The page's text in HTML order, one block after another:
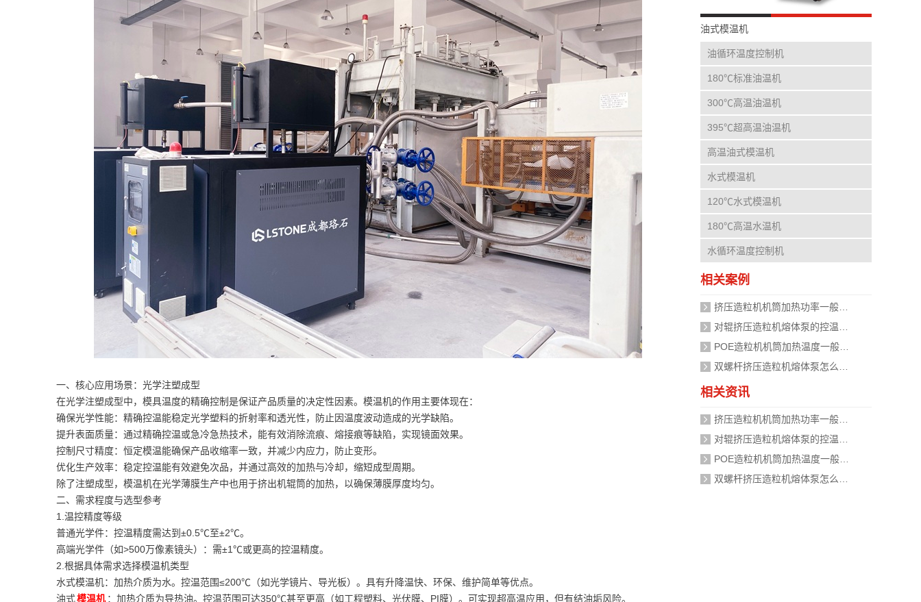
一、核心应用场景：光学注塑成型
在光学注塑成型中，模具温度的精确控制是保证产品质量的决定性因素。模温机的作用主要体现在：
确保光学性能：精确控温能稳定光学塑料的折射率和透光性，防止因温度波动造成的光学缺陷。
提升表面质量：通过精确控温或急冷急热技术，能有效消除流痕、熔接痕等缺陷，实现镜面效果。
控制尺寸精度：恒定模温能确保产品收缩率一致，并减少内应力，防止变形。
优化生产效率：稳定控温能有效避免次品，并通过高效的加热与冷却，缩短成型周期。
除了注塑成型，模温机在光学薄膜生产中也用于挤出机辊筒的加热，以确保薄膜厚度均匀。
二、需求程度与选型参考
1.温控精度等级
普通光学件：控温精度需达到±0.5℃至±2℃。
高端光学件（如>500万像素镜头）：需±1℃或更高的控温精度。
2.根据具体需求选择模温机类型
水式模温机：加热介质为水。控温范围≤200℃（如光学镜片、导光板）。具有升降温快、环保、维护简单等优点。
油式模温机 ：加热介质为导热油。控温范围可达350℃甚至更高（如工程塑料、光伏膜、PI膜）。可实现超高温应用，但有结油垢风险。
油式模温机
油循环温度控制机
180℃标准油温机
300℃高温油温机
395℃超高温油温机
高温油式模温机
水式模温机
120℃水式模温机
180℃高温水温机
水循环温度控制机
相关案例
相关资讯